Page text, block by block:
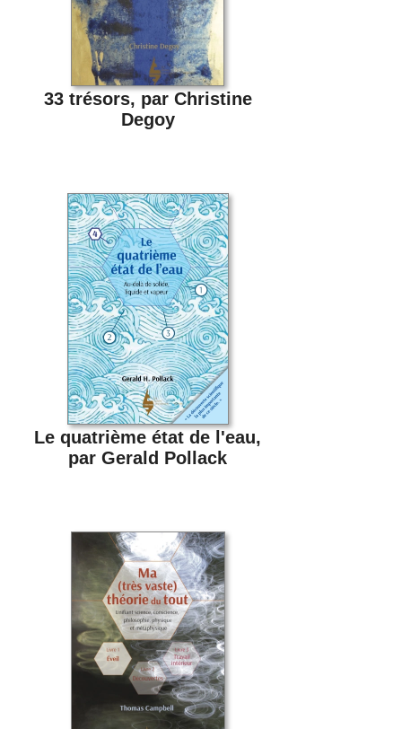
33 trésors, par Christine
Degoy
Le quatrième état de l'eau,
par Gerald Pollack